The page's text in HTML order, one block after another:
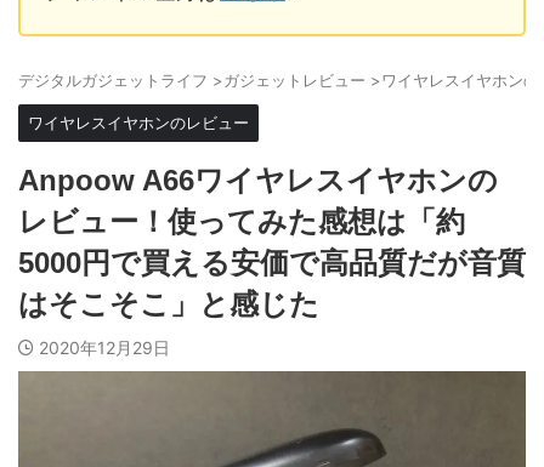
デジタルガジェットライフ >ガジェットレビュー >ワイヤレスイヤホンの
ワイヤレスイヤホンのレビュー
Anpoow A66ワイヤレスイヤホンの
レビュー！使ってみた感想は「約
5000円で買える安価で高品質だが音質
はそこそこ」と感じた
2020年12月29日